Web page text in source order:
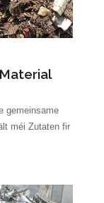
gemeinsame
méi Zutaten fir